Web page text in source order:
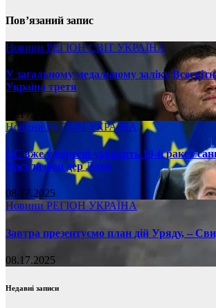
Пов’язаний запис
Новини РЕГІОНСВІТ УКРАЇНА
У загальному медальному заліку
Україна третя
08.17.2025
НовиниРЕГІОН УКРАЇНА
ЄС вже у вересні ухвалить 19-й ракет
Урсула фон дер Ляєн
08.17.2025
Новини РЕГІОН УКРАЇНА
Завтра презентуємо план дій Уряду, –
08.17.2025
Недавні записи